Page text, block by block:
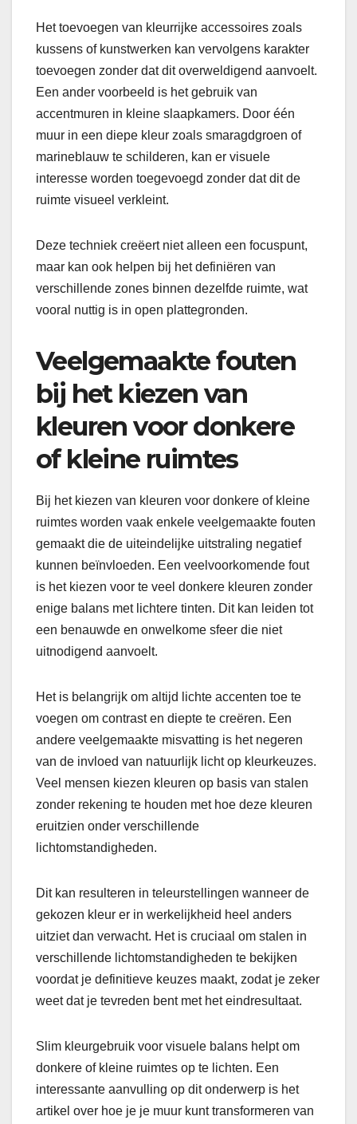
Het toevoegen van kleurrijke accessoires zoals
kussens of kunstwerken kan vervolgens karakter
toevoegen zonder dat dit overweldigend aanvoelt.
Een ander voorbeeld is het gebruik van
accentmuren in kleine slaapkamers. Door één
muur in een diepe kleur zoals smaragdgroen of
marineblauw te schilderen, kan er visuele
interesse worden toegevoegd zonder dat dit de
ruimte visueel verkleint.
Deze techniek creëert niet alleen een focuspunt,
maar kan ook helpen bij het definiëren van
verschillende zones binnen dezelfde ruimte, wat
vooral nuttig is in open plattegronden.
Veelgemaakte fouten
bij het kiezen van
kleuren voor donkere
of kleine ruimtes
Bij het kiezen van kleuren voor donkere of kleine
ruimtes worden vaak enkele veelgemaakte fouten
gemaakt die de uiteindelijke uitstraling negatief
kunnen beïnvloeden. Een veelvoorkomende fout
is het kiezen voor te veel donkere kleuren zonder
enige balans met lichtere tinten. Dit kan leiden tot
een benauwde en onwelkome sfeer die niet
uitnodigend aanvoelt.
Het is belangrijk om altijd lichte accenten toe te
voegen om contrast en diepte te creëren. Een
andere veelgemaakte misvatting is het negeren
van de invloed van natuurlijk licht op kleurkeuzes.
Veel mensen kiezen kleuren op basis van stalen
zonder rekening te houden met hoe deze kleuren
eruitzien onder verschillende
lichtomstandigheden.
Dit kan resulteren in teleurstellingen wanneer de
gekozen kleur er in werkelijkheid heel anders
uitziet dan verwacht. Het is cruciaal om stalen in
verschillende lichtomstandigheden te bekijken
voordat je definitieve keuzes maakt, zodat je zeker
weet dat je tevreden bent met het eindresultaat.
Slim kleurgebruik voor visuele balans helpt om
donkere of kleine ruimtes op te lichten. Een
interessante aanvulling op dit onderwerp is het
artikel over hoe je je muur kunt transformeren van